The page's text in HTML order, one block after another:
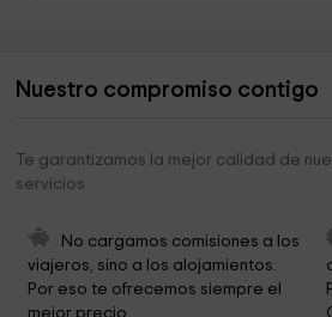
Casa Cristo, museu etnogràfic
Capella de Casa Rossell
Museu Iconogràfic Sant Jordi
Ruta del Ferro
Nuestro compromiso contigo
Te garantizamos la mejor calidad de
servicios
No cargamos comisiones a los
viajeros, sino a los alojamientos.
Por eso te ofrecemos siempre el
mejor precio.